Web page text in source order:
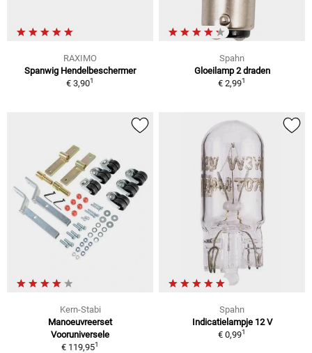
RAXIMO
Spanwig Hendelbeschermer
€ 3,901
Spahn
Gloeilamp 2 draden
€ 2,991
Kern-Stabi
Manoeuvreerset
Vooruniversele
€ 119,951
Spahn
Indicatielampje 12 V
€ 0,991